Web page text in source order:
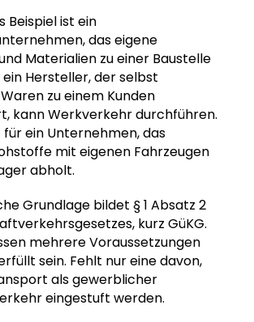
Beispiel ist ein
das eigene
Materialien zu einer Baustelle
Hersteller, der selbst
zu einem Kunden
kann Werkverkehr durchführen.
ein Unternehmen, das
mit eigenen Fahrzeugen
abholt.
Grundlage bildet § 1 Absatz 2
kurz GüKG.
mehrere Voraussetzungen
sein. Fehlt nur eine davon,
als gewerblicher
eingestuft werden.